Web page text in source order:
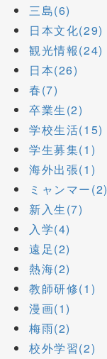
三島(6)
日本文化(29)
観光情報(24)
日本(26)
春(7)
卒業生(2)
学校生活(15)
学生募集(1)
海外出張(1)
ミャンマー(2)
新入生(7)
入学(4)
遠足(2)
熱海(2)
教師研修(1)
漫画(1)
梅雨(2)
校外学習(2)